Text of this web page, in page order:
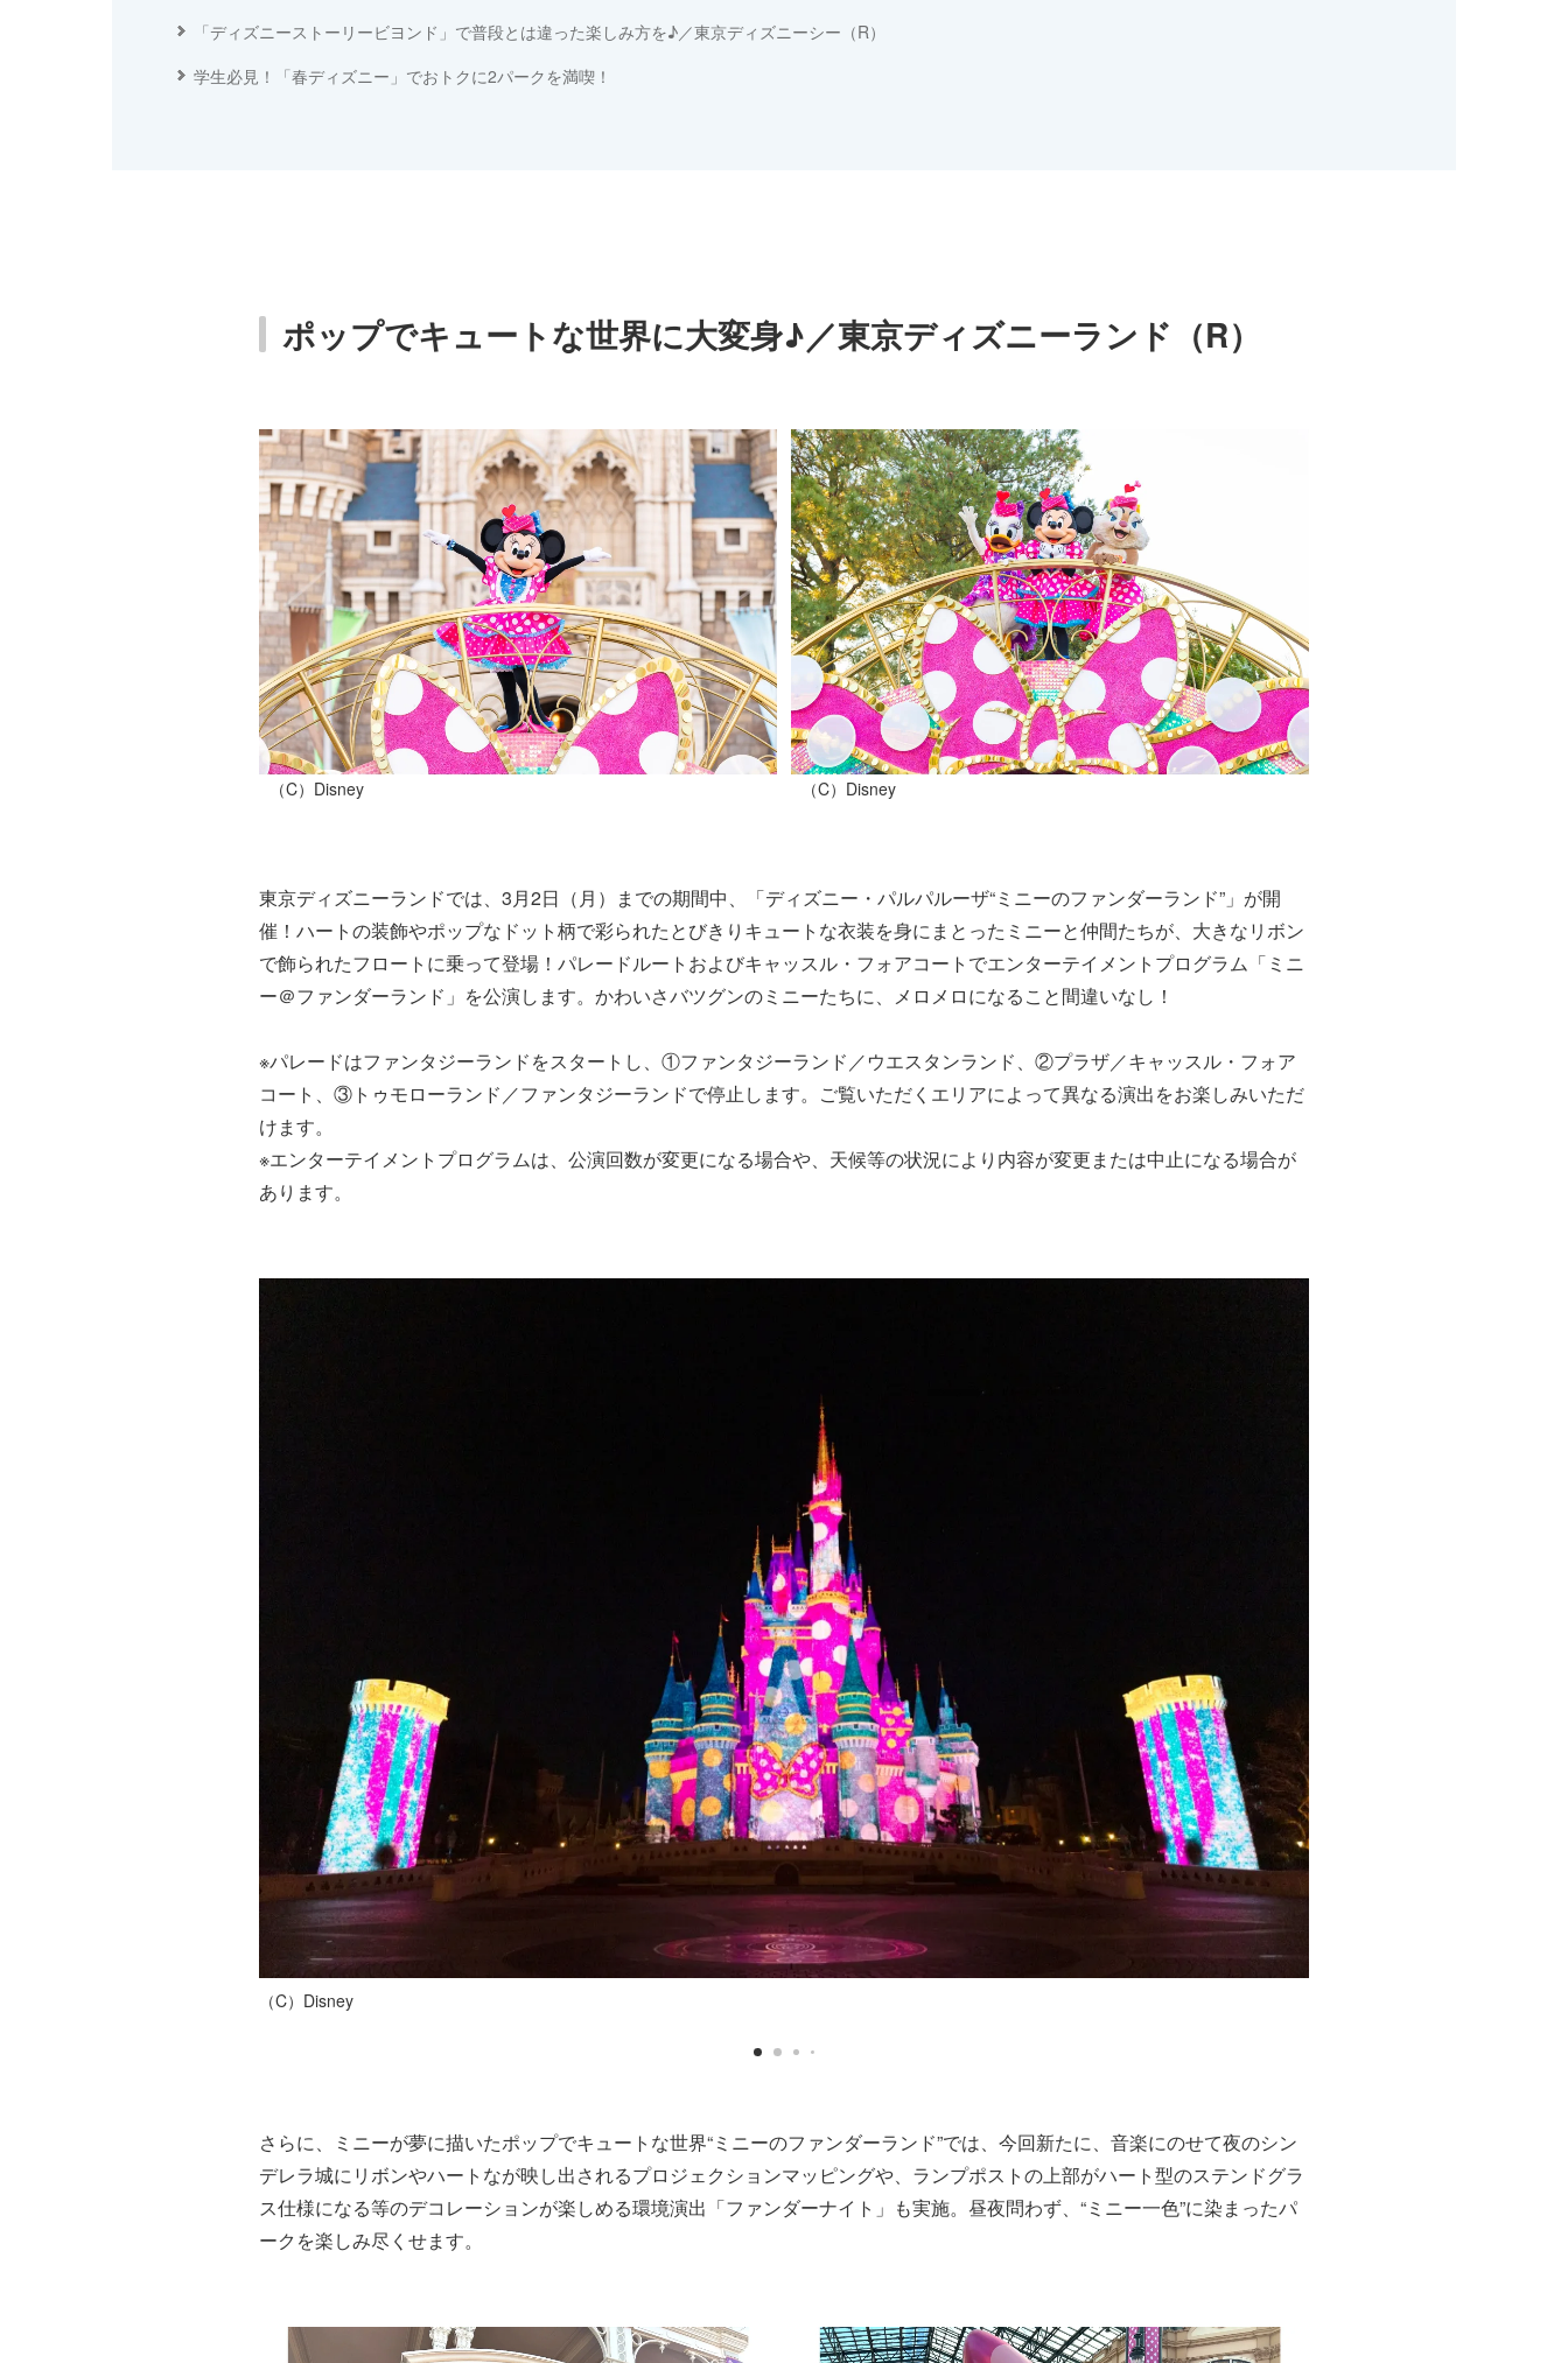
「ディズニーストーリービヨンド」で普段とは違った楽しみ方を♪／東京ディズニーシー（R）
学生必見！「春ディズニー」でおトクに2パークを満喫！
ポップでキュートな世界に大変身♪／東京ディズニーランド（R）
（C）Disney （C）Disney
東京ディズニーランドでは、3月2日（月）までの期間中、「ディズニー・パルパルーザ“ミニーのファンダーランド”」が開
催！ハートの装飾やポップなドット柄で彩られたとびきりキュートな衣装を身にまとったミニーと仲間たちが、大きなリボン
で飾られたフロートに乗って登場！パレードルートおよびキャッスル・フォアコートでエンターテイメントプログラム「ミニ
ー＠ファンダーランド」を公演します。かわいさバツグンのミニーたちに、メロメロになること間違いなし！
※パレードはファンタジーランドをスタートし、①ファンタジーランド／ウエスタンランド、②プラザ／キャッスル・フォア
コート、③トゥモローランド／ファンタジーランドで停止します。ご覧いただくエリアによって異なる演出をお楽しみいただ
けます。
※エンターテイメントプログラムは、公演回数が変更になる場合や、天候等の状況により内容が変更または中止になる場合が
あります。
（C）Disney
さらに、ミニーが夢に描いたポップでキュートな世界“ミニーのファンダーランド”では、今回新たに、音楽にのせて夜のシン
デレラ城にリボンやハートなが映し出されるプロジェクションマッピングや、ランプポストの上部がハート型のステンドグラ
ス仕様になる等のデコレーションが楽しめる環境演出「ファンダーナイト」も実施。昼夜問わず、“ミニー一色”に染まったパ
ークを楽しみ尽くせます。